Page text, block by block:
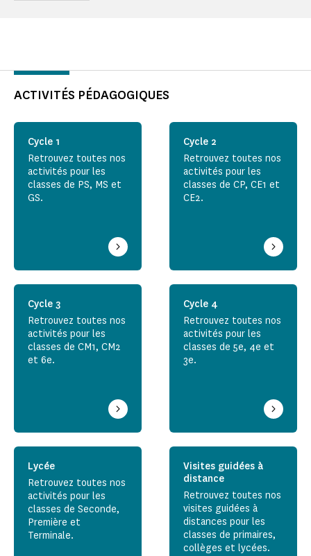
ACTIVITÉS PÉDAGOGIQUES
Cycle 1
Retrouvez toutes nos
activités pour les
classes de PS, MS et
GS.
Cycle 2
Retrouvez toutes nos
activités pour les
classes de CP, CE1 et
CE2.
Cycle 3
Retrouvez toutes nos
activités pour les
classes de CM1, CM2
et 6e.
Cycle 4
Retrouvez toutes nos
activités pour les
classes de 5e, 4e et
3e.
Lycée
Retrouvez toutes nos
activités pour les
classes de Seconde,
Première et
Terminale.
Visites guidées à
distance
Retrouvez toutes nos
visites guidées à
distances pour les
classes de primaires,
collèges et lycées.